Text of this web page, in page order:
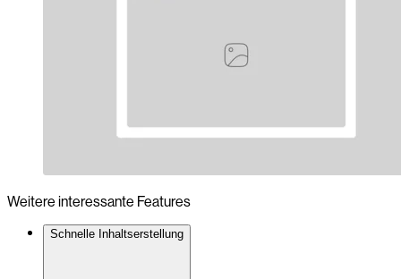
Weitere interessante Features
Schnelle Inhaltserstellung